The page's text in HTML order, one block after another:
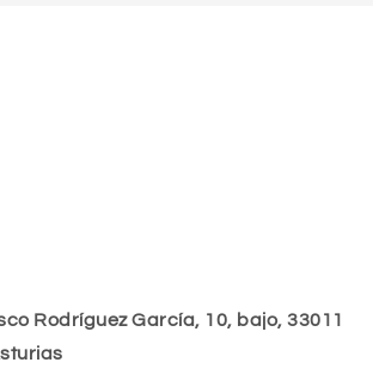
Rodríguez García, 10, bajo, 33011